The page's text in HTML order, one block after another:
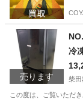
売ります
冷
電
柴田
この度は、ご覧いただ